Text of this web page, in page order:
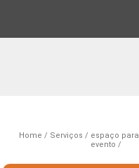
Home Serviços
espaço para
evento